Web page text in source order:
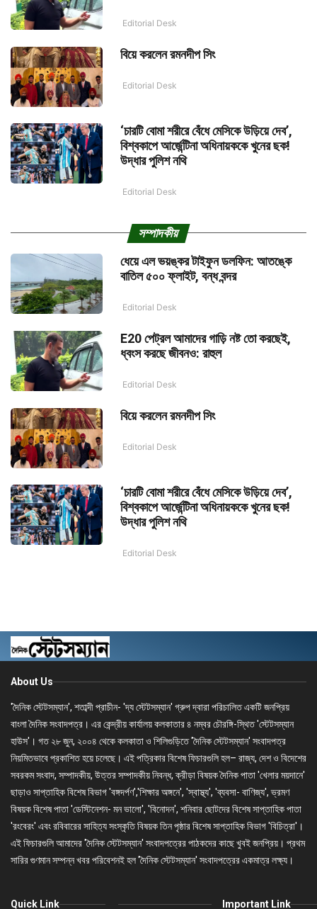
Editorial Desk
বিয়ে করলেন রমনদীপ সিং
Editorial Desk
‘চারটি বোমা শরীরে বেঁধে মেসিকে উড়িয়ে দেব’,
বিশ্বকাপে আর্জেন্টিনা অধিনায়ককে খুনের ছক!
উদ্ধার পুলিশ নথি
Editorial Desk
সম্পাদকীয়
ধেয়ে এল ভয়ঙ্কর টাইফুন ডলফিন: আতঙ্কে
বাতিল ৫০০ ফ্লাইট, বন্ধ বন্দর
Editorial Desk
E20 পেট্রল আমাদের গাড়ি নষ্ট তো করছেই,
ধ্বংস করছে জীবনও: রাহুল
Editorial Desk
বিয়ে করলেন রমনদীপ সিং
Editorial Desk
‘চারটি বোমা শরীরে বেঁধে মেসিকে উড়িয়ে দেব’,
বিশ্বকাপে আর্জেন্টিনা অধিনায়ককে খুনের ছক!
উদ্ধার পুলিশ নথি
Editorial Desk
About Us
'দৈনিক স্টেটসম্যান', শতাব্দী প্রাচীন- 'দ্য স্টেটসম্যান' গ্রুপ দ্বারা পরিচালিত একটি জনপ্রিয়
বাংলা দৈনিক সংবাদপত্র। এর কেন্দ্রীয় কার্যালয় কলকাতার ৪ নম্বর চৌরঙ্গি-স্থিত 'স্টেটসম্যান
হাউস'। গত ২৮ জুন, ২০০৪ থেকে কলকাতা ও শিলিগুড়িতে 'দৈনিক স্টেটসম্যান' সংবাদপত্র
নিয়মিতভাবে প্রকাশিত হয়ে চলেছে। এই পত্রিকার বিশেষ ফিচারগুলি হল– রাজ্য, দেশ ও বিদেশের
সবরকম সংবাদ, সম্পাদকীয়, উত্তর সম্পাদকীয় নিবন্ধ, ক্রীড়া বিষয়ক দৈনিক পাতা 'খেলার ময়দানে'
ছাড়াও সাপ্তাহিক বিশেষ বিভাগ 'বঙ্গদর্পণ','শিক্ষার অঙ্গনে', 'স্বাস্থ্য', 'ব্যবসা- বাণিজ্য', ভ্রমণ
বিষয়ক বিশেষ পাতা 'ডেস্টিনেশন- মন ভালো', 'বিনোদন', শনিবার ছোটদের বিশেষ সাপ্তাহিক পাতা
'রংবেরং' এবং রবিবারের সাহিত্য সংস্কৃতি বিষয়ক তিন পৃষ্ঠার বিশেষ সাপ্তাহিক বিভাগ 'বিচিত্রা'।
এই ফিচারগুলি আমাদের 'দৈনিক স্টেটসম্যান' সংবাদপত্রের পাঠকদের কাছে খুবই জনপ্রিয়। প্রথম
সারির গুণমান সম্পন্ন খবর পরিবেশনই হল 'দৈনিক স্টেটসম্যান' সংবাদপত্রের একমাত্র লক্ষ্য।
Quick Link Important Link